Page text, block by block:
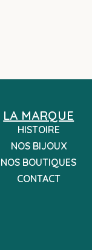
LA MARQUE
HISTOIRE
NOS BIJOUX
NOS BOUTIQUES
CONTACT